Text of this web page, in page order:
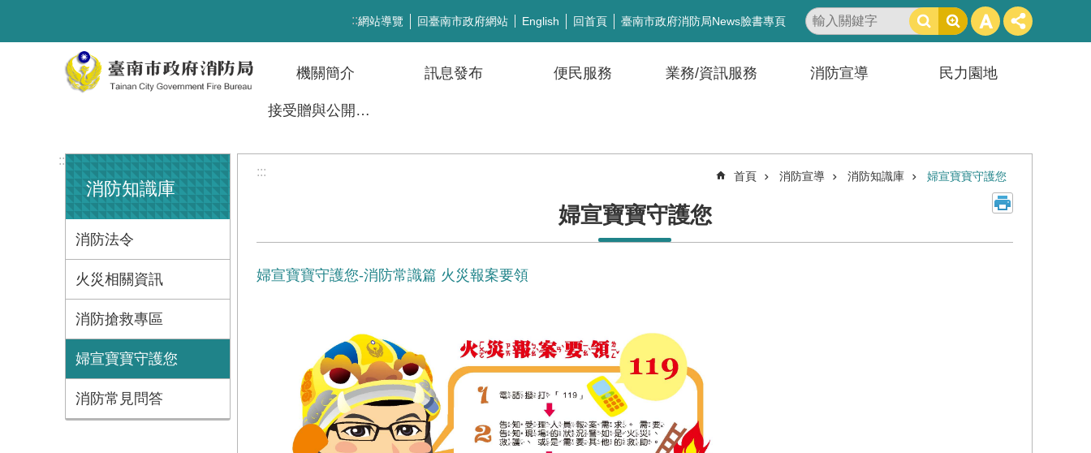
:::網站導覽 回臺南市政府網站 English 回首頁 臺南市政府消防局News臉書專頁
搜
尋
機關簡介 訊息發布 便民服務 業務/資訊服務 消防宣導 民力園地
接受贈與公開徵信
:::
消防知識庫
消防法令
火災相關資訊
消防搶救專區
婦宣寶寶守護您
消防常見問答
::: 首頁 消防宣導 消防知識庫 婦宣寶寶守護您
婦宣寶寶守護您
婦宣寶寶守護您-消防常識篇 火災報案要領